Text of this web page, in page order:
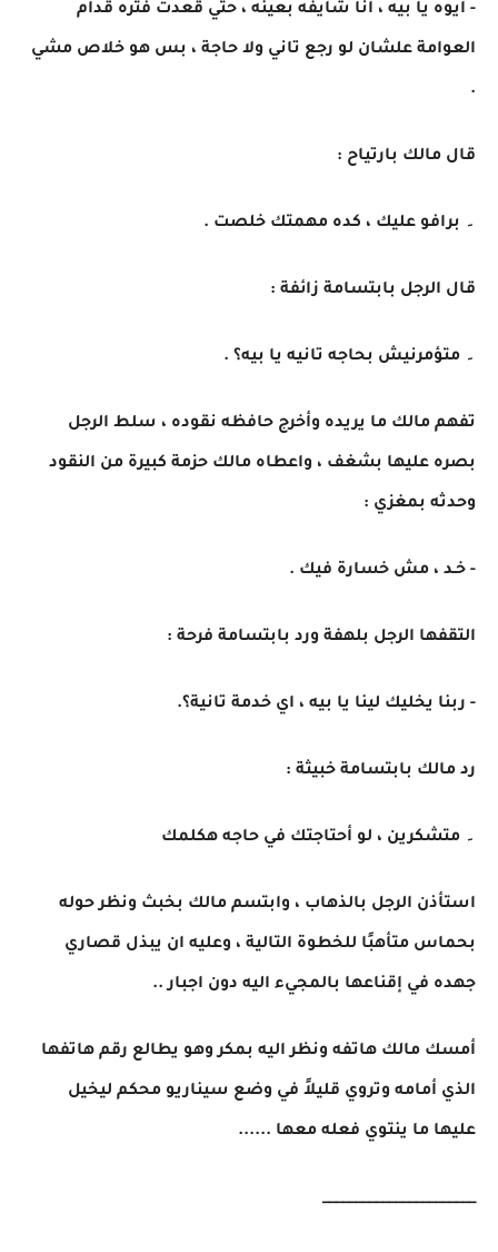
- ايوه يا بيه ، انا شايفه بعينه ، حتي قعدت فتره قدام
العوامة علشان لو رجع تاني ولا حاجة ، بس هو خلاص مشي
.
قال مالك بارتياح :
۔ برافو عليك ، كده مهمتك خلصت .
قال الرجل بابتسامة زائفة :
۔ متؤمرنيش بحاجه تانيه يا بيه؟ .
تفهم مالك ما يريده وأخرج حافظه نقوده ، سلط الرجل
بصره عليها بشغف ، واعطاه مالك حزمة كبيرة من النقود
وحدثه بمغزي :
- خـد ، مش خسارة فيك .
التقفها الرجل بلهفة ورد بابتسامة فرحة :
- ربنا يخليك لينا يا بيه ، اي خدمة تانية؟.
رد مالك بابتسامة خبيثة :
۔ متشكرين ، لو أحتاجتك في حاجه هكلمك
استأذن الرجل بالذهاب ، وابتسم مالك بخبث ونظر حوله
بحماس متأهبًا للخطوة التالية ، وعليه ان يبذل قصاري
جهده في إقناعها بالمجيء اليه دون اجبار ..
أمسك مالك هاتفه ونظر اليه بمكر وهو يطالع رقم هاتفها
الذي أمامه وتروي قليلاً في وضع سيناريو محكم ليخيل
عليها ما ينتوي فعله معها ......
_______________________